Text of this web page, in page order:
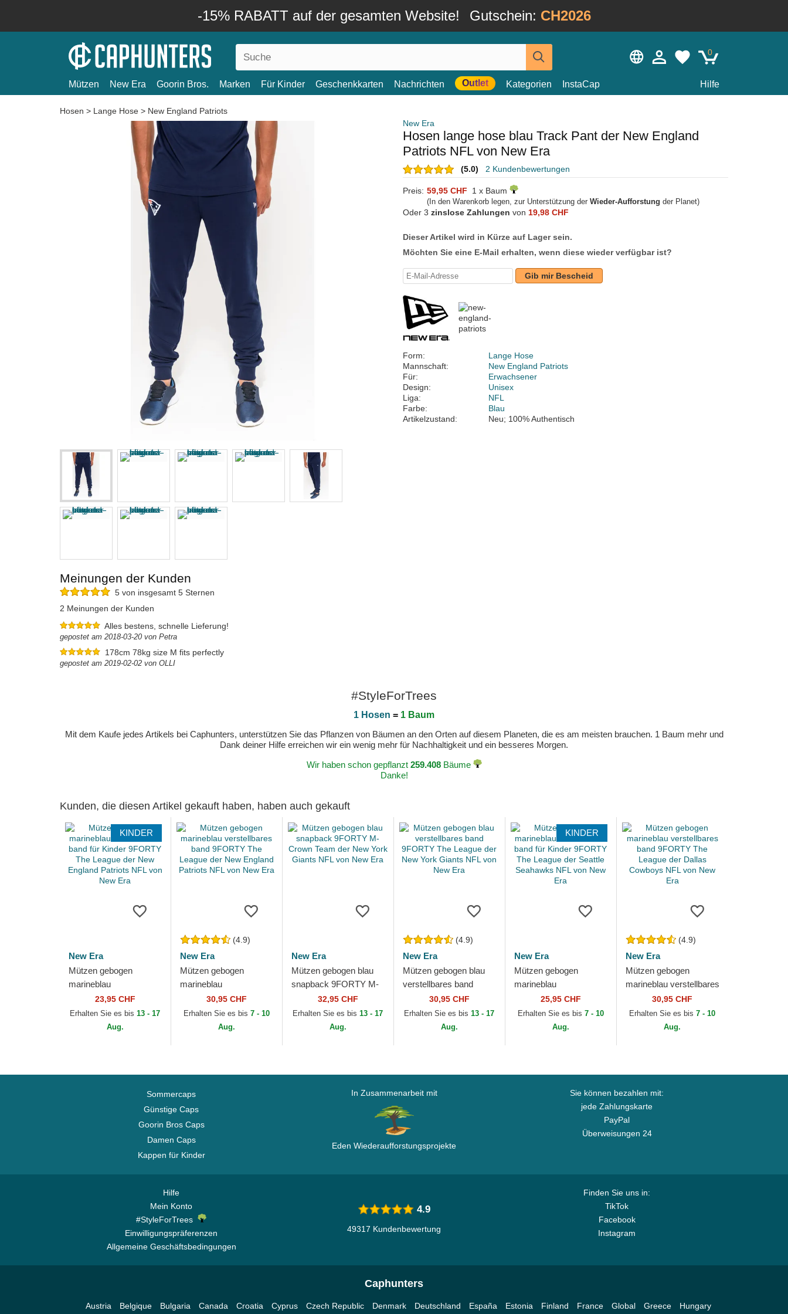
-15% RABATT auf der gesamten Website! Gutschein: CH2026
0
Mützen New Era Goorin Bros. Marken Für Kinder Geschenkkarten Nachrichten Outlet Kategorien InstaCap Hilfe
Hosen > Lange Hose > New England Patriots
New Era
Hosen lange hose blau Track Pant der New England
Patriots NFL von New Era
(5.0) 2 Kundenbewertungen
Preis: 59,95 CHF 1 x Baum
(In den Warenkorb legen, zur Unterstützung der Wieder-Aufforstung der Planet)
Oder 3 zinslose Zahlungen von 19,98 CHF
Dieser Artikel wird in Kürze auf Lager sein.
Möchten Sie eine E-Mail erhalten, wenn diese wieder verfügbar ist?
Gib mir Bescheid
Form:
Lange Hose
Mannschaft:
New England Patriots
Für:
Erwachsener
Design:
Unisex
Liga:
NFL
Farbe:
Blau
Artikelzustand:
Neu; 100% Authentisch
Meinungen der Kunden
5 von insgesamt 5 Sternen
2 Meinungen der Kunden
Alles bestens, schnelle Lieferung!
gepostet am 2018-03-20 von Petra
178cm 78kg size M fits perfectly
gepostet am 2019-02-02 von OLLI
#StyleForTrees
1 Hosen = 1 Baum
Mit dem Kaufe jedes Artikels bei Caphunters, unterstützen Sie das Pflanzen von Bäumen an den Orten auf diesem Planeten, die es am meisten brauchen. 1 Baum mehr und
Dank deiner Hilfe erreichen wir ein wenig mehr für Nachhaltigkeit und ein besseres Morgen.
Wir haben schon gepflanzt 259.408Bäume
Danke!
Kunden, die diesen Artikel gekauft haben, haben auch gekauft
KINDER
New Era
Mützen gebogen
marineblau
verstellbares band für
Kinder 9FORTY The
League der New
23,95 CHF
Erhalten Sie es bis13 - 17
Aug.
(4.9)
New Era
Mützen gebogen
marineblau
verstellbares band
9FORTY The League
der New England
30,95 CHF
Erhalten Sie es bis 7 - 10
Aug.
New Era
Mützen gebogen blau
snapback 9FORTY M-
Crown Team der New
York Giants NFL von
32,95 CHF
Erhalten Sie es bis13 - 17
Aug.
(4.9)
New Era
Mützen gebogen blau
verstellbares band
9FORTY The League
der New York Giants
NFL von New Era
30,95 CHF
Erhalten Sie es bis13 - 17
Aug.
KINDER
New Era
Mützen gebogen
marineblau
verstellbares band für
Kinder 9FORTY The
League der Seattle
25,95 CHF
Erhalten Sie es bis 7 - 10
Aug.
(4.9)
New Era
Mützen gebogen
marineblau verstellbares
band 9FORTY The
League der Dallas
Cowboys NFL von New
30,95 CHF
Erhalten Sie es bis7 - 10
Aug.
Sommercaps
Günstige Caps
Goorin Bros Caps
Damen Caps
Kappen für Kinder
In Zusammenarbeit mit
Eden Wiederaufforstungsprojekte
Sie können bezahlen mit:
jede Zahlungskarte
PayPal
Überweisungen 24
Hilfe
Mein Konto
#StyleForTrees
Einwilligungspräferenzen
Allgemeine Geschäftsbedingungen
Finden Sie uns in:
TikTok
Facebook
Instagram
4.9
49317 Kundenbewertung
Caphunters
Austria Belgique Bulgaria Canada Croatia Cyprus Czech Republic Denmark Deutschland España Estonia Finland France Global Greece Hungary